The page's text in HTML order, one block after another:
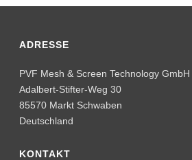
ADRESSE
PVF Mesh & Screen Technology GmbH
Adalbert-Stifter-Weg 30
85570 Markt Schwaben
Deutschland
KONTAKT